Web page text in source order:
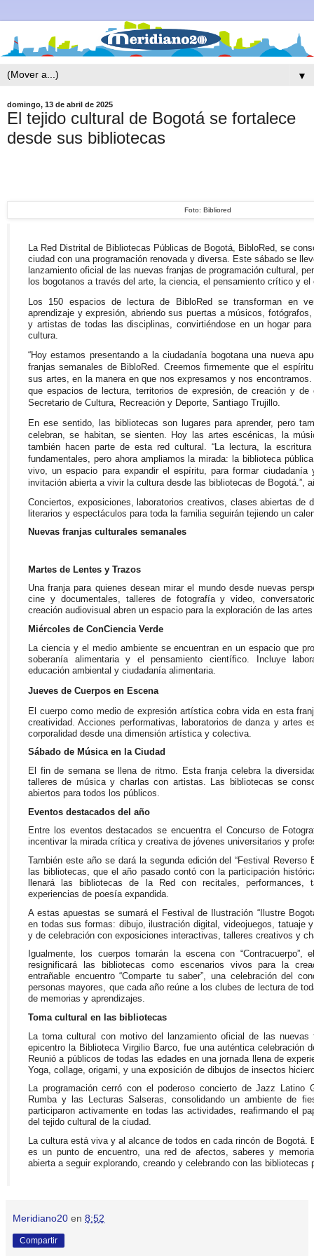
▼
domingo, 13 de abril de 2025
El tejido cultural de Bogotá se fortalece
desde sus bibliotecas
Foto: Bibliored
La Red Distrital de Bibliotecas Públicas de Bogotá, BibloRed, se
ciudad con una programación renovada y diversa. Este sábado se
lanzamiento oficial de las nuevas franjas de programación cultural,
los bogotanos a través del arte, la ciencia, el pensamiento crítico y el
Los 150 espacios de lectura de BibloRed se transforman en
aprendizaje y expresión, abriendo sus puertas a músicos,
y artistas de todas las disciplinas, convirtiéndose en un hogar
cultura.
“Hoy estamos presentando a la ciudadanía bogotana una nueva
franjas semanales de BibloRed. Creemos firmemente que el
sus artes, en la manera en que nos expresamos y nos
que espacios de lectura, territorios de expresión, de creación y de
Secretario de Cultura, Recreación y Deporte, Santiago Trujillo.
En ese sentido, las bibliotecas son lugares para aprender, pero
celebran, se habitan, se sienten. Hoy las artes escénicas, la
también hacen parte de esta red cultural. “La lectura, la
fundamentales, pero ahora ampliamos la mirada: la biblioteca
vivo, un espacio para expandir el espíritu, para formar
invitación abierta a vivir la cultura desde las bibliotecas de Bogotá.”,
Conciertos, exposiciones, laboratorios creativos, clases abiertas de
literarios y espectáculos para toda la familia seguirán tejiendo un
Nuevas franjas culturales semanales
Martes de Lentes y Trazos
Una franja para quienes desean mirar el mundo desde nuevas
cine y documentales, talleres de fotografía y video,
creación audiovisual abren un espacio para la exploración de las
Miércoles de ConCiencia Verde
La ciencia y el medio ambiente se encuentran en un espacio que
soberanía alimentaria y el pensamiento científico. Incluye
educación ambiental y ciudadanía alimentaria.
Jueves de Cuerpos en Escena
El cuerpo como medio de expresión artística cobra vida en esta
creatividad. Acciones performativas, laboratorios de danza y artes
corporalidad desde una dimensión artística y colectiva.
Sábado de Música en la Ciudad
El fin de semana se llena de ritmo. Esta franja celebra la
talleres de música y charlas con artistas. Las bibliotecas se
abiertos para todos los públicos.
Eventos destacados del año
Entre los eventos destacados se encuentra el Concurso de
incentivar la mirada crítica y creativa de jóvenes universitarios y
También este año se dará la segunda edición del “Festival Reverso
las bibliotecas, que el año pasado contó con la participación
llenará las bibliotecas de la Red con recitales, performances,
experiencias de poesía expandida.
A estas apuestas se sumará el Festival de Ilustración “Ilustre
en todas sus formas: dibujo, ilustración digital, videojuegos, tatuaje
y de celebración con exposiciones interactivas, talleres creativos y
Igualmente, los cuerpos tomarán la escena con
resignificará las bibliotecas como escenarios vivos para la
entrañable encuentro “Comparte tu saber”, una celebración del
personas mayores, que cada año reúne a los clubes de lectura de
de memorias y aprendizajes.
Toma cultural en las bibliotecas
La toma cultural con motivo del lanzamiento oficial de las
epicentro la Biblioteca Virgilio Barco, fue una auténtica celebración
Reunió a públicos de todas las edades en una jornada llena de
Yoga, collage, origami, y una exposición de dibujos de insectos
La programación cerró con el poderoso concierto de Jazz Latino
Rumba y las Lecturas Salseras, consolidando un ambiente de
participaron activamente en todas las actividades, reafirmando el
del tejido cultural de la ciudad.
La cultura está viva y al alcance de todos en cada rincón de Bogotá.
es un punto de encuentro, una red de afectos, saberes y
abierta a seguir explorando, creando y celebrando con las bibliotecas
Meridiano20 en 8:52
Compartir